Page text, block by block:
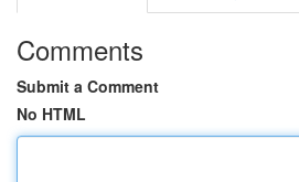
Comments
Submit a Comment
No HTML